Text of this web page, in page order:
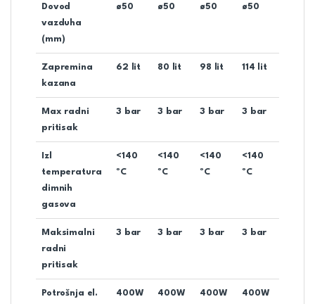
Dovod
vazduha
(mm)
ø50 ø50 ø50 ø50
Zapremina
kazana
62 lit 80 lit 98 lit 114 lit
Max radni
pritisak
3 bar 3 bar 3 bar 3 bar
Izl
temperatura
dimnih
gasova
<140
ºC
<140
ºC
<140
ºC
<140
ºC
Maksimalni
radni
pritisak
3 bar 3 bar 3 bar 3 bar
Potrošnja el.
400W 400W 400W 400W